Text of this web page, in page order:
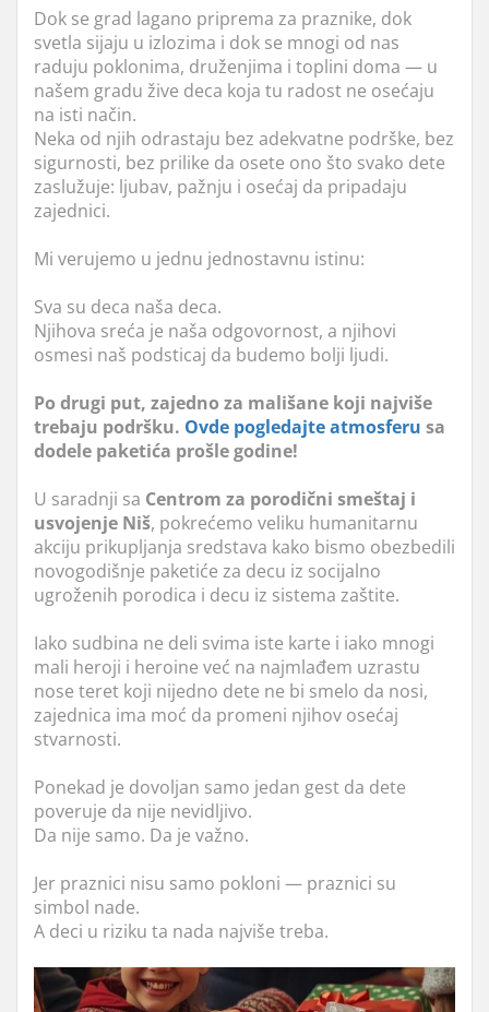
Dok se grad lagano priprema za praznike, dok
svetla sijaju u izlozima i dok se mnogi od nas
raduju poklonima, druženjima i toplini doma — u
našem gradu žive deca koja tu radost ne osećaju
na isti način.
Neka od njih odrastaju bez adekvatne podrške, bez
sigurnosti, bez prilike da osete ono što svako dete
zaslužuje: ljubav, pažnju i osećaj da pripadaju
zajednici.
Mi verujemo u jednu jednostavnu istinu:
Sva su deca naša deca.
Njihova sreća je naša odgovornost, a njihovi
osmesi naš podsticaj da budemo bolji ljudi.
Po drugi put, zajedno za mališane koji najviše
trebaju podršku. Ovde pogledajte atmosferu sa
dodele paketića prošle godine!
U saradnji sa Centrom za porodični smeštaj i
usvojenje Niš, pokrećemo veliku humanitarnu
akciju prikupljanja sredstava kako bismo obezbedili
novogodišnje paketiće za decu iz socijalno
ugroženih porodica i decu iz sistema zaštite.
Iako sudbina ne deli svima iste karte i iako mnogi
mali heroji i heroine već na najmlađem uzrastu
nose teret koji nijedno dete ne bi smelo da nosi,
zajednica ima moć da promeni njihov osećaj
stvarnosti.
Ponekad je dovoljan samo jedan gest da dete
poveruje da nije nevidljivo.
Da nije samo. Da je važno.
Jer praznici nisu samo pokloni — praznici su
simbol nade.
A deci u riziku ta nada najviše treba.